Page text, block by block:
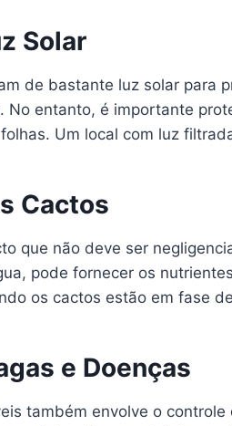
Solar
de bastante luz solar para
No entanto, é importante
Um local com luz
Cactos
que não deve ser
pode fornecer os
os cactos estão em fase
e Doenças
também envolve o